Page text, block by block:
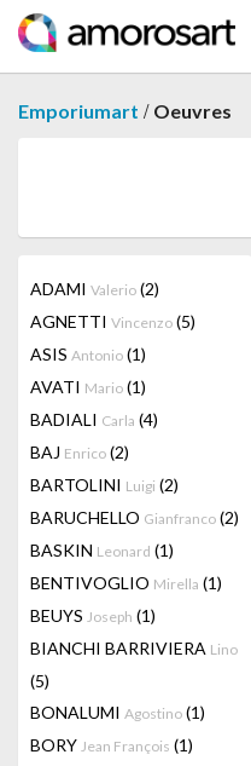
Emporiumart / Oeuvres
ADAMI Valerio (2)
AGNETTI Vincenzo (5)
ASIS Antonio (1)
AVATI Mario (1)
BADIALI Carla (4)
BAJ Enrico (2)
BARTOLINI Luigi (2)
BARUCHELLO Gianfranco (2)
BASKIN Leonard (1)
BENTIVOGLIO Mirella (1)
BEUYS Joseph (1)
BIANCHI BARRIVIERA Lino
(5)
BONALUMI Agostino (1)
BORY Jean François (1)